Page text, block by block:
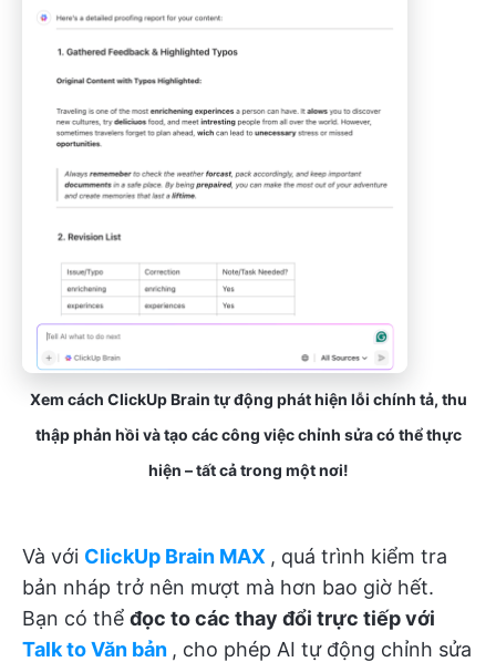
Xem cách ClickUp Brain tự động phát hiện lỗi chính tả, thu
thập phản hồi và tạo các công việc chỉnh sửa có thể thực
hiện – tất cả trong một nơi!
Và với ClickUp Brain MAX , quá trình kiểm tra
bản nháp trở nên mượt mà hơn bao giờ hết.
Bạn có thể đọc to các thay đổi trực tiếp với
Talk to Văn bản , cho phép AI tự động chỉnh sửa